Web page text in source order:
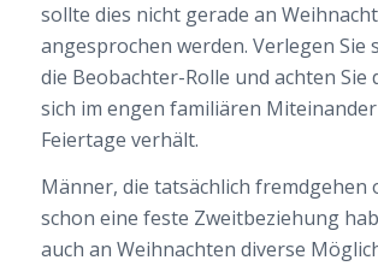
sollte dies nicht gerade an
angesprochen werden. Verlegen Sie
die Beobachter-Rolle und achten Sie
sich im engen familiären
Feiertage verhält.
Männer, die tatsächlich fremdgehen
schon eine feste Zweitbeziehung
auch an Weihnachten diverse